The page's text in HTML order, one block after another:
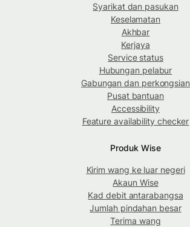
Syarikat dan pasukan
Keselamatan
Akhbar
Kerjaya
Service status
Hubungan pelabur
Gabungan dan perkongsian
Pusat bantuan
Accessibility
Feature availability checker
Produk Wise
Kirim wang ke luar negeri
Akaun Wise
Kad debit antarabangsa
Jumlah pindahan besar
Terima wang